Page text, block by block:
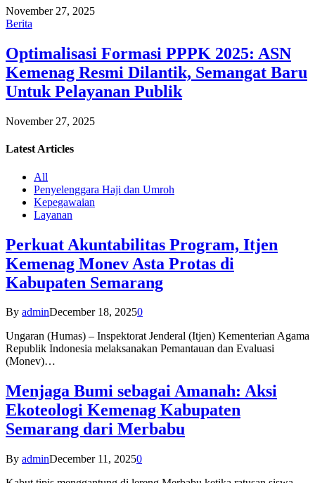
November 27, 2025
Berita
Optimalisasi Formasi PPPK 2025: ASN
Kemenag Resmi Dilantik, Semangat Baru
Untuk Pelayanan Publik
November 27, 2025
Latest Articles
All
Penyelenggara Haji dan Umroh
Kepegawaian
Layanan
Perkuat Akuntabilitas Program, Itjen
Kemenag Monev Asta Protas di
Kabupaten Semarang
By adminDecember 18, 20250
Ungaran (Humas) – Inspektorat Jenderal (Itjen) Kementerian Agama
Republik Indonesia melaksanakan Pemantauan dan Evaluasi
(Monev)…
Menjaga Bumi sebagai Amanah: Aksi
Ekoteologi Kemenag Kabupaten
Semarang dari Merbabu
By adminDecember 11, 20250